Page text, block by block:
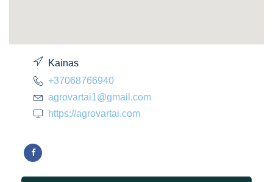
Kainas
+37068766940
agrovartai1@gmail.com
https://agrovartai.com